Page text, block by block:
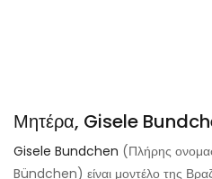
Μητέρα, Gisele
Gisele Bundchen (Πλήρης
Bündchen) είναι μοντέλο της